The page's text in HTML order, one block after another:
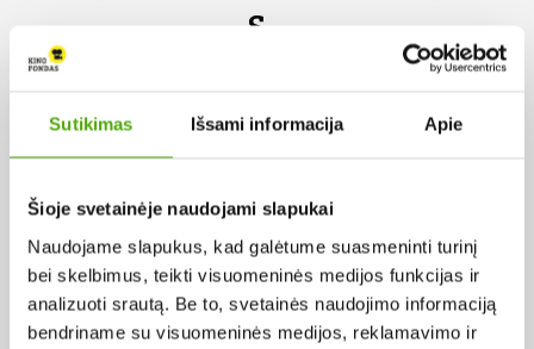
Sutikimas Išsami informacija Apie
Šioje svetainėje naudojami slapukai
Naudojame slapukus, kad galėtume suasmeninti turinį
bei skelbimus, teikti visuomeninės medijos funkcijas ir
analizuoti srautą. Be to, svetainės naudojimo informaciją
bendriname su visuomeninės medijos, reklamavimo ir
S